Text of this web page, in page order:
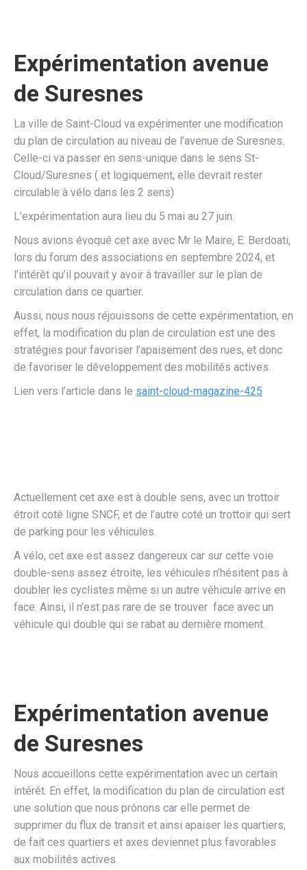
Expérimentation avenue
de Suresnes
La ville de Saint-Cloud va expérimenter une modification
du plan de circulation au niveau de l’avenue de Suresnes.
Celle-ci va passer en sens-unique dans le sens St-
Cloud/Suresnes ( et logiquement, elle devrait rester
circulable à vélo dans les 2 sens)
L’expérimentation aura lieu du 5 mai au 27 juin.
Nous avions évoqué cet axe avec Mr le Maire, E. Berdoati,
lors du forum des associations en septembre 2024, et
l’intérêt qu’il pouvait y avoir à travailler sur le plan de
circulation dans ce quartier.
Aussi, nous nous réjouissons de cette expérimentation, en
effet, la modification du plan de circulation est une des
stratégies pour favoriser l’apaisement des rues, et donc
de favoriser le développement des mobilités actives.
Lien vers l’article dans le saint-cloud-magazine-425
Actuellement cet axe est à double sens, avec un trottoir
étroit coté ligne SNCF, et de l’autre coté un trottoir qui sert
de parking pour les véhicules.
A vélo, cet axe est assez dangereux car sur cette voie
double-sens assez étroite, les véhicules n’hésitent pas à
doubler les cyclistes même si un autre véhicule arrive en
face. Ainsi, il n’est pas rare de se trouver face avec un
véhicule qui double qui se rabat au dernière moment.
Expérimentation avenue
de Suresnes
Nous accueillons cette expérimentation avec un certain
intérêt. En effet, la modification du plan de circulation est
une solution que nous prônons car elle permet de
supprimer du flux de transit et ainsi apaiser les quartiers,
de fait ces quartiers et axes deviennet plus favorables
aux mobilités actives.